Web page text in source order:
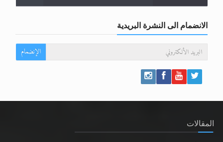
الانضمام الى النشرة البريدية
الإنضمام
المقالات